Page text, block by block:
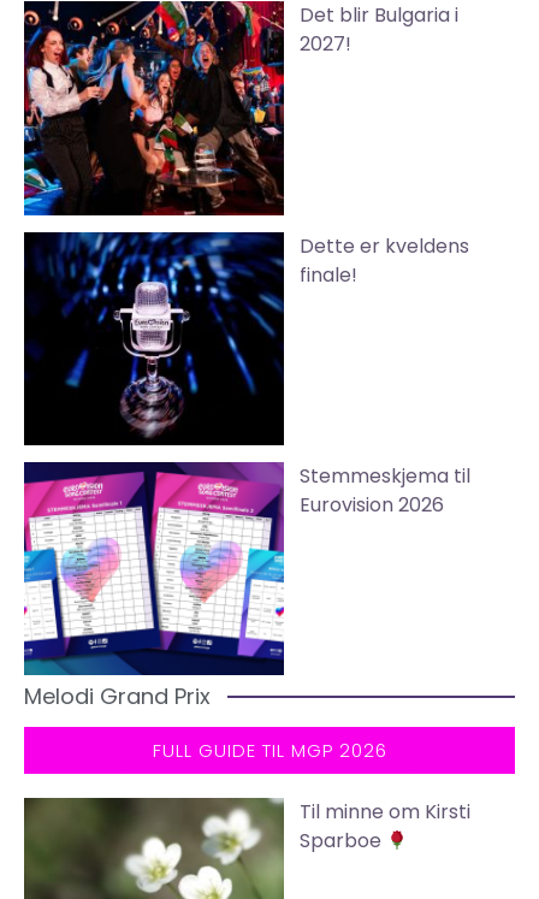
Det blir Bulgaria i
2027!
Dette er kveldens
finale!
Stemmeskjema til
Eurovision 2026
Melodi Grand Prix
FULL GUIDE TIL MGP 2026
Til minne om Kirsti
Sparboe